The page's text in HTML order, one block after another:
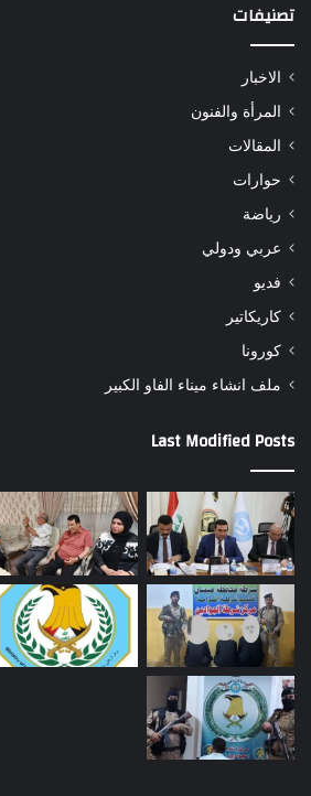
تصنيفات
الاخبار
المرأة والفنون
المقالات
حوارات
رياضة
عربي ودولي
فديو
كاريكاتير
كورونا
ملف انشاء ميناء الفاو الكبير
Last Modified Posts